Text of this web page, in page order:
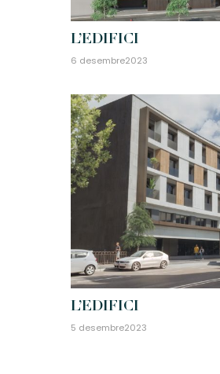
L’EDIFICI
6 desembre2023
L’EDIFICI
5 desembre2023